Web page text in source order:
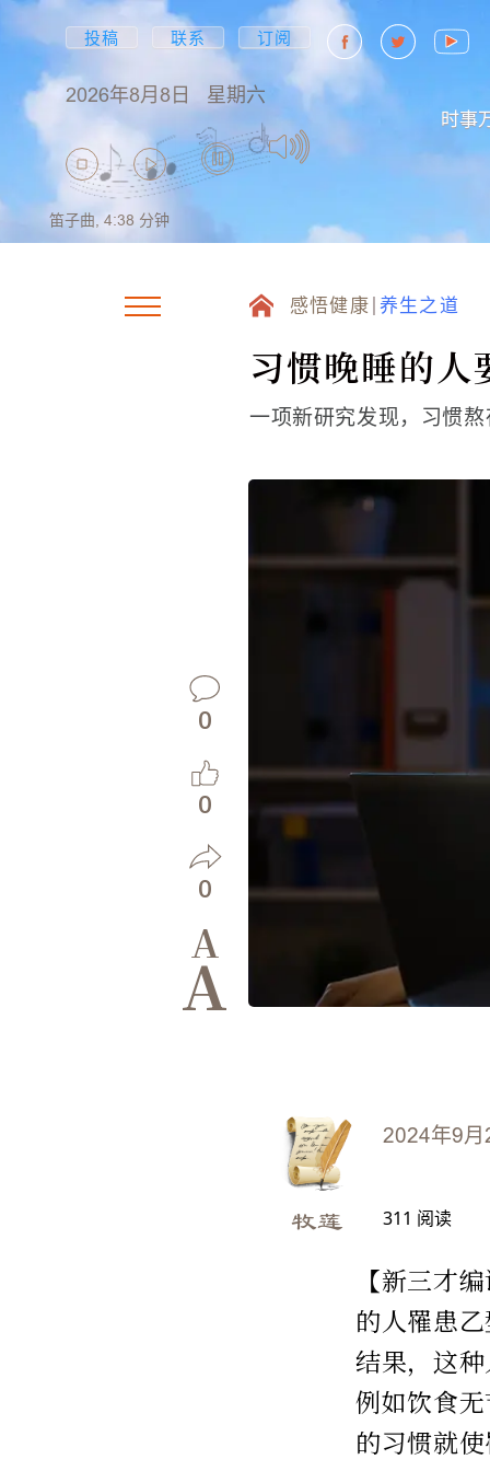
投稿 联系 订阅
2026年8月8日 星期六
时事
笛子曲, 4:38 分钟
感悟健康 养生之道
习惯晚睡的人
一项新研究发现，习惯
0
0
0
A
A
2024年9
牧莲 311 阅读
【新三才
的人罹患
结果，这
例如饮食
的习惯就